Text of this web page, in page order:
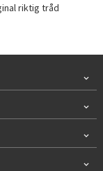
riktig tråd